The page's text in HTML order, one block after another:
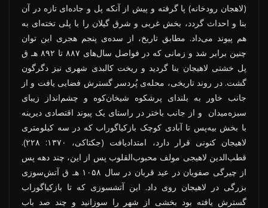
(لاهجان رودخانه) پا گرفته و پیش از آنکه پل و جاده‌ای تازه در آن
بنا و احداث گردد، بخش غربی و شرق گیلان را با پلی تخته‌ای به
هم پیوند می‌داد. مطابق تاریخ، از سده‌ی پنجم هجری این توان
چنین برابر شد و زمانی که در فواصل سال‌های ۸۸۷ تا ۸۹۲ هـ ق
پل خشتی لاهیجان بنا گردید و ریخت کالبدی شهری نیز دگرگون
گشت. در روند تاریخی، محله‌ی پُردسر گسترش فضایی یافت و از
جانب خاور به بلندای پرشکوه شیخان‌کوه و چشم‌انداز زیبای
سبزه‌میدان و از جانب باختر در راستای یک پیوند اقتصادی دیرینه
با بخش بیه‌پس تا آبادی کوچک بازکیاگوراب که در سه کیلومتری
لاهیجان کنونی قرار دارد، امتدادیافت (جکتاکی، ۱۳۷۰: ۲۲۸).
قطب‌الدین لاهیجی مولف محبوب‌القلوب پس از این، چند دهه پس
از چیرگی صفویان در عید قربان در سال ۱۰۵۸ هـ ق آتش‌سوزی
بزرگی در لاهیجان روی داد. این آتش­سوزی که تا بازکیاگوراب
گسترش یافته بود بخشی از شهر را سوزانید و چند صد باب